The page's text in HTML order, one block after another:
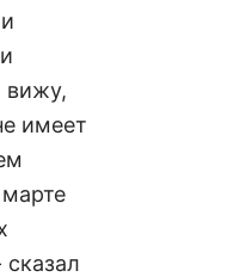
вижу,
имеет